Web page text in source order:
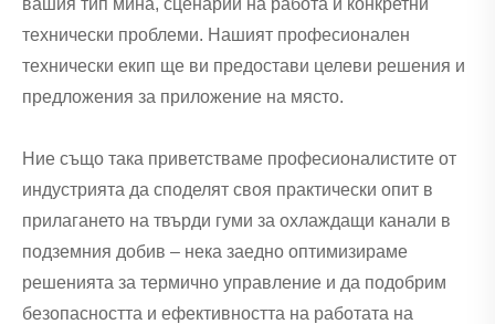
вашия тип мина, сценарий на работа и конкретни
технически проблеми. Нашият професионален
технически екип ще ви предостави целеви решения и
предложения за приложение на място.
Ние също така приветстваме професионалистите от
индустрията да споделят своя практически опит в
прилагането на твърди гуми за охлаждащи канали в
подземния добив – нека заедно оптимизираме
решенията за термично управление и да подобрим
безопасността и ефективността на работата на